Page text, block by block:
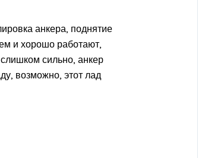
анкера, поднятие
и хорошо работают,
сильно, анкер
возможно, этот лад